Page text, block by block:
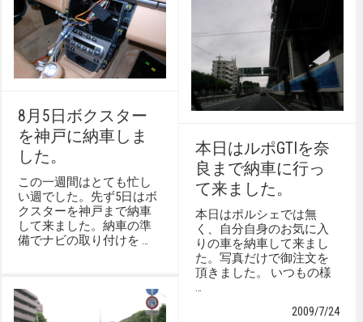
8月5日ボクスター
を神戸に納車しま
した。
この一週間はとても忙し
い週でした。先ず5日はボ
クスターを神戸まで納車
して来ました。納車の準
備でナビの取り付けを …
本日はルポGTIを奈
良まで納車に行っ
て来ました。
本日はポルシェでは無
く、自分自身のお気に入
りの車を納車して来まし
た。写真だけで御注文を
頂きました。 いつもの様
…
2009/7/24